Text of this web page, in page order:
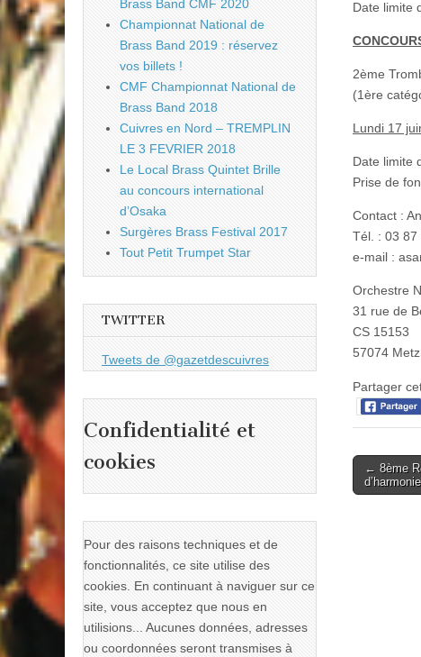
Date limite
2ème
(1ère
Lundi 17
Date limite
Prise de
Contact :
Tél. : 03 87
e-mail :
Orchestre
31 rue de
CS 15153
57074
Partager
Post
← 8ème
Brass Band CMF 2020
Championnat National de
Brass Band 2019 : réservez
vos billets !
CMF Championnat National de
Brass Band 2018
Cuivres en Nord – TREMPLIN
LE 3 FEVRIER 2018
Le Local Brass Quintet Brille
au concours international
d’Osaka
Surgères Brass Festival 2017
Tout Petit Trumpet Star
TWITTER
Tweets de @gazetdescuivres
Confidentialité et
cookies
Pour des raisons techniques et de
fonctionnalités, ce site utilise des
cookies. En continuant à naviguer sur ce
site, vous acceptez que nous en
utilisions... Aucunes données, adresses
ou coordonnées seront transmises à